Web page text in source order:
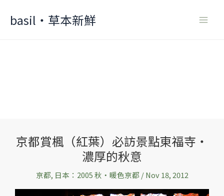
basil‧草本新鮮
京都賞楓（紅葉）必訪景點東福寺‧
濃厚的秋意
京都, 日本：2005 秋‧暖色京都 /Nov 18, 2012
京